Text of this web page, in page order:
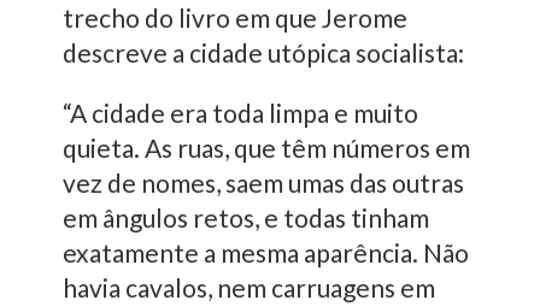
trecho do livro em que Jerome
descreve a cidade utópica socialista:
“A cidade era toda limpa e muito
quieta. As ruas, que têm números em
vez de nomes, saem umas das outras
em ângulos retos, e todas tinham
exatamente a mesma aparência. Não
havia cavalos, nem carruagens em